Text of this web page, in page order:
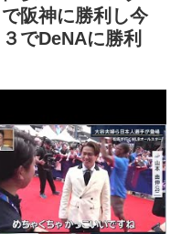
阪神に勝利し今
でDeNAに勝利